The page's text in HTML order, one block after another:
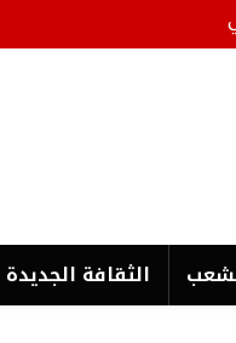
الثقافة الجدیدة